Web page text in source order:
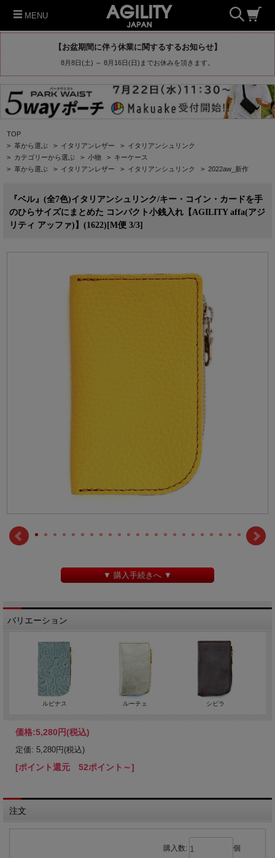
MENU
【お盆期間に伴う休業に関するするお知らせ】
8月8日(土) ～ 8月16日(日)までお休みを頂きます。
TOP
> 革から選ぶ > イタリアンレザー > イタリアンシュリンク
> カテゴリーから選ぶ > 小物 > キーケース
> 革から選ぶ > イタリアンレザー > イタリアンシュリンク > 2022aw_新作
『ベル』(全7色)イタリアンシュリンク/キー・コイン・カードを手
のひらサイズにまとめた コンパクト小銭入れ【AGILITY affa(アジ
リティ アッファ)】(1622)[M便 3/3]
▼ 購入手続きへ ▼
バリエーション
ルビナス ルーチェ シビラ
価格:5,280円(税込)
定価: 5,280円(税込)
[ポイント還元 52ポイント～]
注文
購入数: 個